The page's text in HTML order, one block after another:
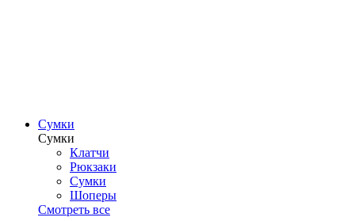
Сумки
Сумки
Клатчи
Рюкзаки
Сумки
Шоперы
Смотреть все